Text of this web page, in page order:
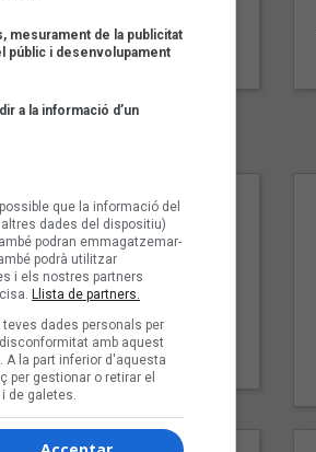
"Postlude To A Kiss"
Goran Levi
"Posidònia"
Pep Álvarez amb Joan Muntaner
(Xanguito)
mesurament de la publicitat
públic i desenvolupament
a la informació d’un
que la informació del
dades del dispositiu)
podran emmagatzemar-
podrà utilitzar
i els nostres partners
Llista de partners.
dades personals per
amb aquest
la part inferior d'aquesta
per gestionar o retirar el
de galetes.